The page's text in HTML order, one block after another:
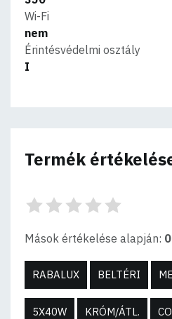
Wi-Fi
nem
Érintésvédelmi osztály
I
Termék
Mások értékelése alapján: 0
RABALUX BELTÉRI
5X40W KRÓM/ÁTL.